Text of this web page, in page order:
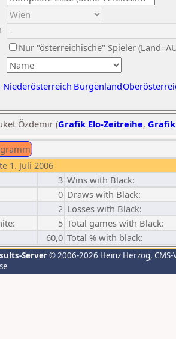
Nur "österreichische" Spieler
Niederösterreich Burgenland
Özdemir (Grafik Elo-Zeitreihe,
1. Juli 2006
3 Wins with Black:
0 Draws with Black:
2 Losses with Black:
5 Total games with Black:
60,0 Total % with black:
Server© 2006-2026 Heinz Herzog,